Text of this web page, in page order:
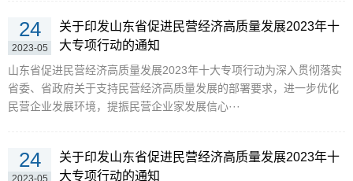
24
2023-05
关于印发山东省促进民营经济高质量发展2023年十
大专项行动的通知
山东省促进民营经济高质量发展2023年十大专项行动为深入贯彻落实
省委、省政府关于支持民营经济高质量发展的部署要求，进一步优化
民营企业发展环境，提振民营企业家发展信心···
24
2023-05
关于印发山东省促进民营经济高质量发展2023年十
大专项行动的通知